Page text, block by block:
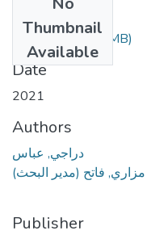
Thumbnail
Available
deradji.pdf(9.04 MB)
Date
2021
Authors
دراجي, عباس
مزاري, فاتح (مدير البحث)
Publisher